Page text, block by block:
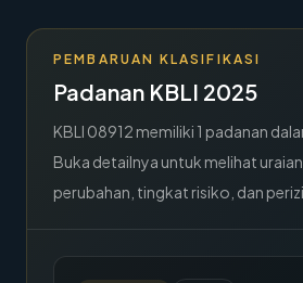
PEMBARUAN KLASIFIKASI
Padanan KBLI 2025
KBLI 08912 memiliki 1 padanan
Buka detailnya untuk melihat
perubahan, tingkat risiko, dan